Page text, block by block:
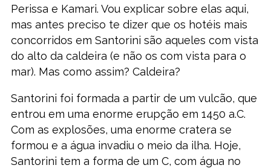
Perissa e Kamari. Vou explicar sobre elas aqui,
mas antes preciso te dizer que os hotéis mais
concorridos em Santorini são aqueles com vista
do alto da caldeira (e não os com vista para o
mar). Mas como assim? Caldeira?
Santorini foi formada a partir de um vulcão, que
entrou em uma enorme erupção em 1450 a.C.
Com as explosões, uma enorme cratera se
formou e a água invadiu o meio da ilha. Hoje,
Santorini tem a forma de um C, com água no